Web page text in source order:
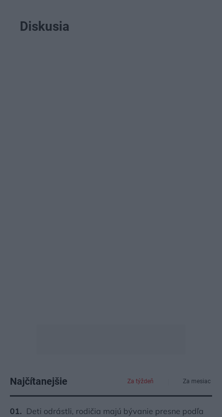
Diskusia
Najčítanejšie Za týždeň Za mesiac
Deti odrástli, rodičia majú bývanie presne podľa